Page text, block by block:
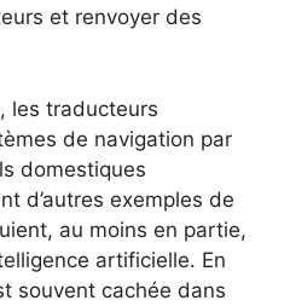
et renvoyer des
les traducteurs
de navigation par
domestiques
d’autres exemples de
au moins en partie,
artificielle. En
souvent cachée dans